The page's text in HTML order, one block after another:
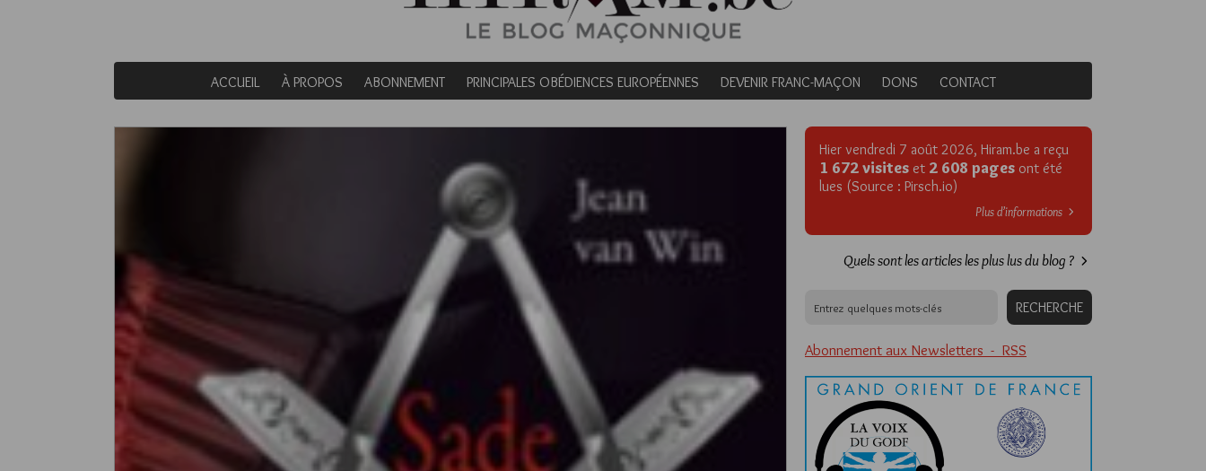
ACCUEIL À PROPOS ABONNEMENT PRINCIPALES OBÉDIENCES EUROPÉENNES DEVENIR FRANC-MAÇON DONS CONTACT
Hier vendredi 7 août 2026, Hiram.be a reçu
1 672 visites et 2 608 pages ont été
lues (Source : Pirsch.io)
Plus d’informations
Quels sont les articles les plus lus du blog ?
Abonnement aux Newsletters - RSS